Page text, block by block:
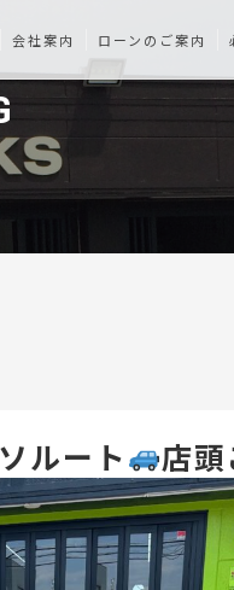
会社案内 ローンのご案内
ルート 店